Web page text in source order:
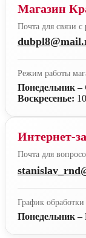
Магазин
Почта для связи
Режим работы
Понедельник –
Воскресенье:
Интернет-
Почта для
График обработки
Понедельник